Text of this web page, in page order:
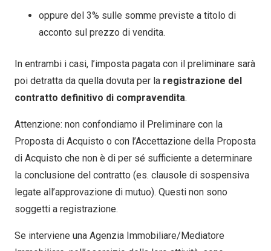
oppure del 3% sulle somme previste a titolo di
acconto sul prezzo di vendita.
In entrambi i casi, l’imposta pagata con il preliminare sarà
poi detratta da quella dovuta per la registrazione del
contratto definitivo di compravendita.
Attenzione: non confondiamo il Preliminare con la
Proposta di Acquisto o con l’Accettazione della Proposta
di Acquisto che non è di per sé sufficiente a determinare
la conclusione del contratto (es. clausole di sospensiva
legate all’approvazione di mutuo). Questi non sono
soggetti a registrazione.
Se interviene una Agenzia Immobiliare/Mediatore